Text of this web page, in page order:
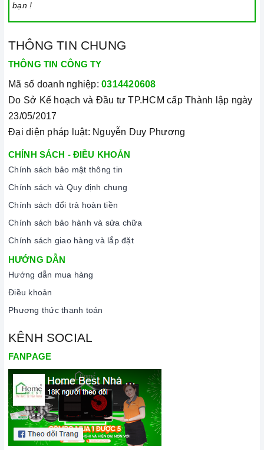
bạn !
THÔNG TIN CHUNG
THÔNG TIN CÔNG TY
Mã số doanh nghiệp: 0314420608
Do Sở Kế hoạch và Đầu tư TP.HCM cấp Thành lập ngày
23/05/2017
Đại diện pháp luật: Nguyễn Duy Phương
CHÍNH SÁCH - ĐIỀU KHOẢN
Chính sách bảo mật thông tin
Chính sách và Quy định chung
Chính sách đổi trả hoàn tiền
Chính sách bảo hành và sửa chữa
Chính sách giao hàng và lắp đặt
HƯỚNG DẪN
Hướng dẫn mua hàng
Điều khoản
Phương thức thanh toán
KÊNH SOCIAL
FANPAGE